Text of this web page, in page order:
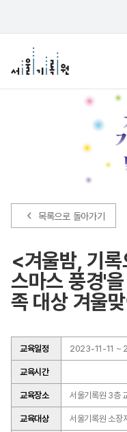
목록으로 돌아가기
<겨울밤, 기록
스마스 풍경'
족 대상 겨울
교육일정 2023-11-11 ~
교육시간
교육장소 서울기록원 3층
교육대상 서울기록원 소장